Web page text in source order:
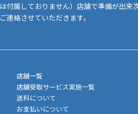
は付属しておりません）店舗で準備が出来
ご連絡させていただきます。
店舗一覧
店舗受取サービス実施一覧
送料について
お支払いについて